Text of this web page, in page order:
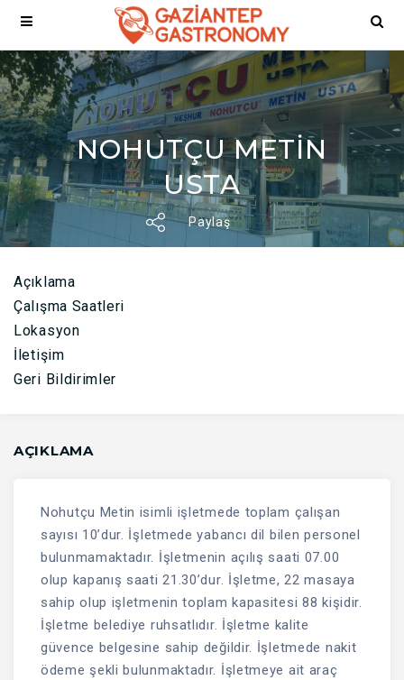
NOHUTÇU METİN
USTA
Paylaş
Açıklama
Çalışma Saatleri
Lokasyon
İletişim
Geri Bildirimler
AÇIKLAMA
Nohutçu Metin isimli işletmede toplam çalışan
sayısı 10’dur. İşletmede yabancı dil bilen personel
bulunmamaktadır. İşletmenin açılış saati 07.00
olup kapanış saati 21.30’dur. İşletme, 22 masaya
sahip olup işletmenin toplam kapasitesi 88 kişidir.
İşletme belediye ruhsatlıdır. İşletme kalite
güvence belgesine sahip değildir. İşletmede nakit
ödeme şekli bulunmaktadır. İşletmeye ait araç